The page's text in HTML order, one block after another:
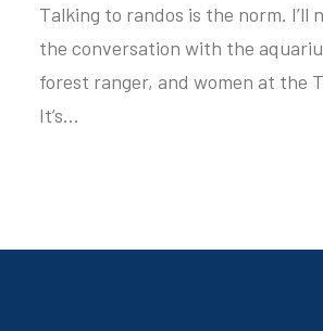
Talking to randos is the norm. I’ll
the conversation with the
forest ranger, and women at the
It’s…